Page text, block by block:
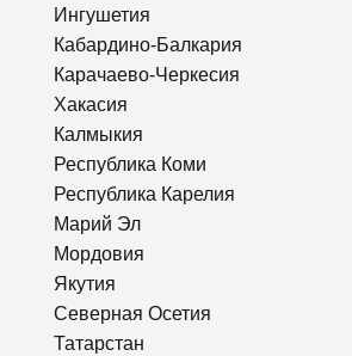
Ингушетия
Кабардино-Балкария
Карачаево-Черкесия
Хакасия
Калмыкия
Республика Коми
Республика Карелия
Марий Эл
Мордовия
Якутия
Северная Осетия
Татарстан